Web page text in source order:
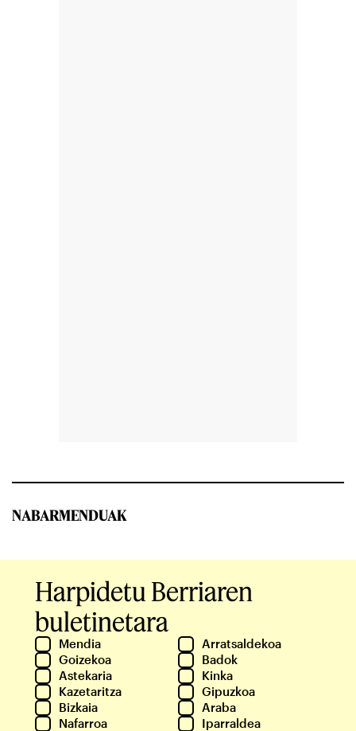
NABARMENDUAK
Harpidetu Berriaren
buletinetara
Mendia
Arratsaldekoa
Goizekoa
Badok
Astekaria
Kinka
Kazetaritza
Gipuzkoa
Bizkaia
Araba
Nafarroa
Iparraldea